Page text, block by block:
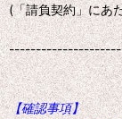
(「請負契約」にあ
【確認事項】